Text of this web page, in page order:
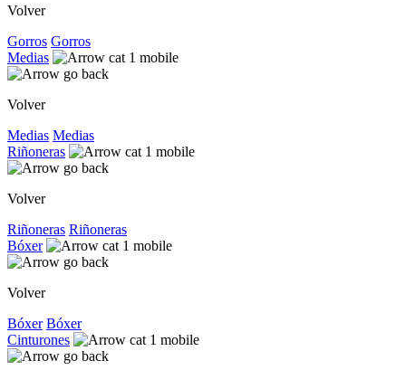
Volver
Gorros Gorros
Medias
Volver
Medias Medias
Riñoneras
Volver
Riñoneras Riñoneras
Bóxer
Volver
Bóxer Bóxer
Cinturones